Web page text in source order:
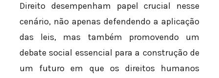
Direito desempenham papel crucial nesse
cenário, não apenas defendendo a aplicação
das leis, mas também promovendo um
debate social essencial para a construção de
um futuro em que os direitos humanos